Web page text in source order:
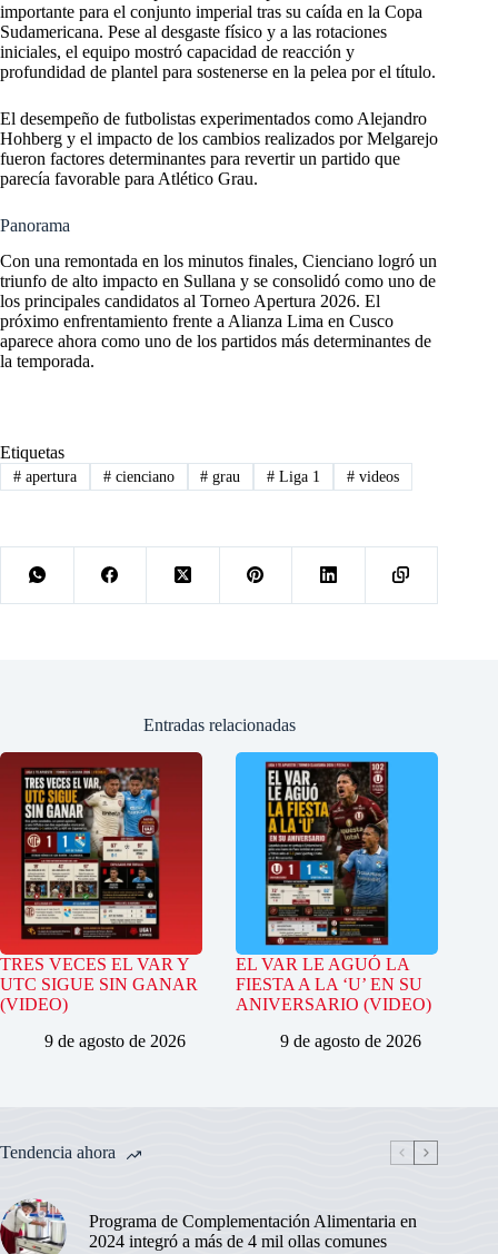
importante para el conjunto imperial tras su caída en la Copa
Sudamericana. Pese al desgaste físico y a las rotaciones
iniciales, el equipo mostró capacidad de reacción y
profundidad de plantel para sostenerse en la pelea por el título.
El desempeño de futbolistas experimentados como Alejandro
Hohberg y el impacto de los cambios realizados por Melgarejo
fueron factores determinantes para revertir un partido que
parecía favorable para Atlético Grau.
Panorama
Con una remontada en los minutos finales, Cienciano logró un
triunfo de alto impacto en Sullana y se consolidó como uno de
los principales candidatos al Torneo Apertura 2026. El
próximo enfrentamiento frente a Alianza Lima en Cusco
aparece ahora como uno de los partidos más determinantes de
la temporada.
Etiquetas
#apertura #cienciano # grau # Liga 1 # videos
Entradas relacionadas
TRES VECES EL VAR Y
UTC SIGUE SIN GANAR
(VIDEO)
9 de agosto de 2026
EL VAR LE AGUÓ LA
FIESTA A LA ‘U’ EN SU
ANIVERSARIO (VIDEO)
9 de agosto de 2026
Tendencia ahora
Programa de Complementación Alimentaria en
2024 integró a más de 4 mil ollas comunes